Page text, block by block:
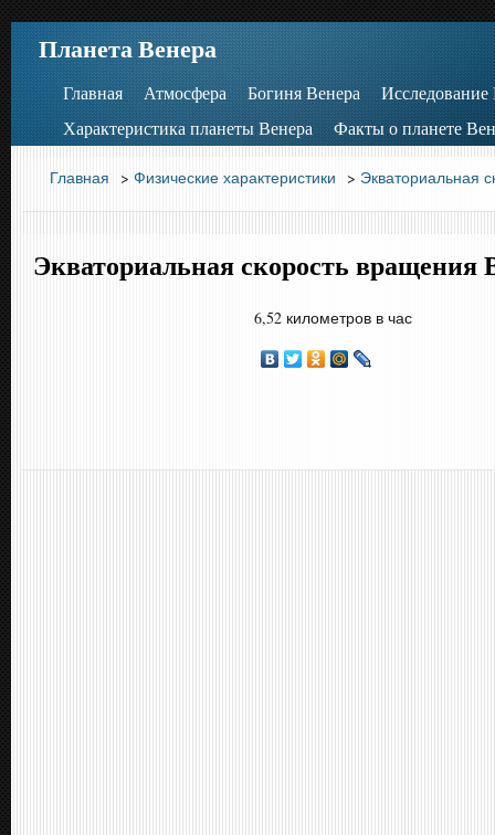
Планета Венера
Главная Атмосфера Богиня Венера
Характеристика планеты Венера
Факты о планете
Главная > Физические характеристики > Экваториальная
Экваториальная скорость вращения
6,52 километров в час